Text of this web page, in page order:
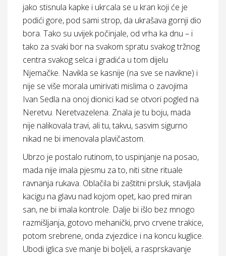
jako stisnula kapke i ukrcala se u kran koji će je
podići gore, pod sami strop, da ukrašava gornji dio
bora. Tako su uvijek počinjale, od vrha ka dnu – i
tako za svaki bor na svakom spratu svakog tržnog
centra svakog selca i gradića u tom dijelu
Njemačke. Navikla se kasnije (na sve se navikne) i
nije se više morala umirivati mislima o zavojima
Ivan Sedla na onoj dionici kad se otvori pogled na
Neretvu. Neretvazelena. Znala je tu boju, mada
nije nalikovala travi, ali tu, takvu, sasvim sigurno
nikad ne bi imenovala plavičastom.
Ubrzo je postalo rutinom, to uspinjanje na posao,
mada nije imala pjesmu za to, niti sitne rituale
ravnanja rukava. Oblačila bi zaštitni prsluk, stavljala
kacigu na glavu nad kojom opet, kao pred miran
san, ne bi imala kontrole. Dalje bi išlo bez mnogo
razmišljanja, gotovo mehanički, prvo crvene trakice,
potom srebrene, onda zvjezdice i na koncu kuglice.
Ubodi iglica sve manje bi boljeli, a rasprskavanje